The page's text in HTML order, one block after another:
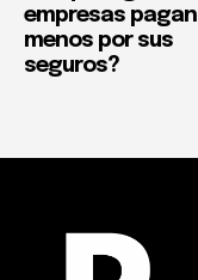
empresas pagan
menos por sus
seguros?